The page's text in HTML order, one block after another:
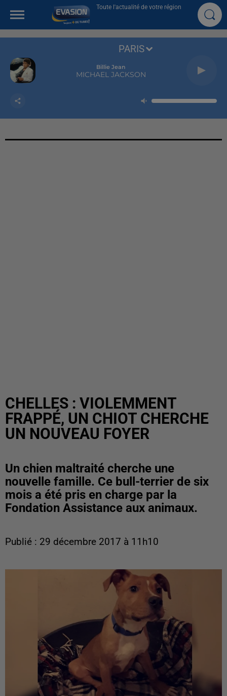
Toute l'actualité de votre région
Billie Jean
MICHAEL JACKSON
PARIS
CHELLES : VIOLEMMENT
FRAPPÉ, UN CHIOT CHERCHE
UN NOUVEAU FOYER
Un chien maltraité cherche une
nouvelle famille. Ce bull-terrier de six
mois a été pris en charge par la
Fondation Assistance aux animaux.
Publié : 29 décembre 2017 à 11h10